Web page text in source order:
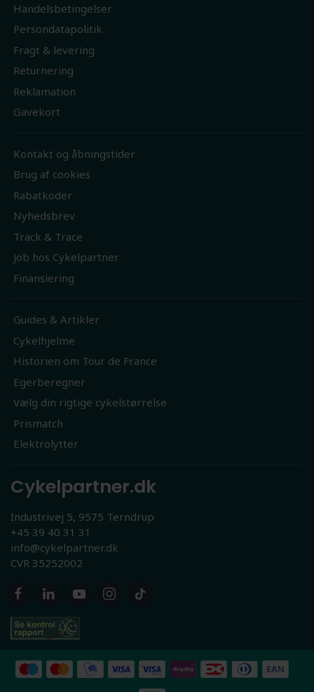
Handelsbetingelser
Persondatapolitik
Fragt & levering
Returnering
Reklamation
Gavekort
Kontakt og åbningstider
Brug af cookies
Rabatkoder
Nyhedsbrev
Track & Trace
Job hos Cykelpartner
Finansiering
Guides & Artikler
Cykelhjelme
Historien om Tour de France
Egerberegner
Vælg din rigtige cykelstørrelse
Prismatch
Elektrolytter
Cykelpartner.dk
Industrivej 5, 9575 Terndrup
+45 39 40 31 31
info@cykelpartner.dk
CVR 35252002